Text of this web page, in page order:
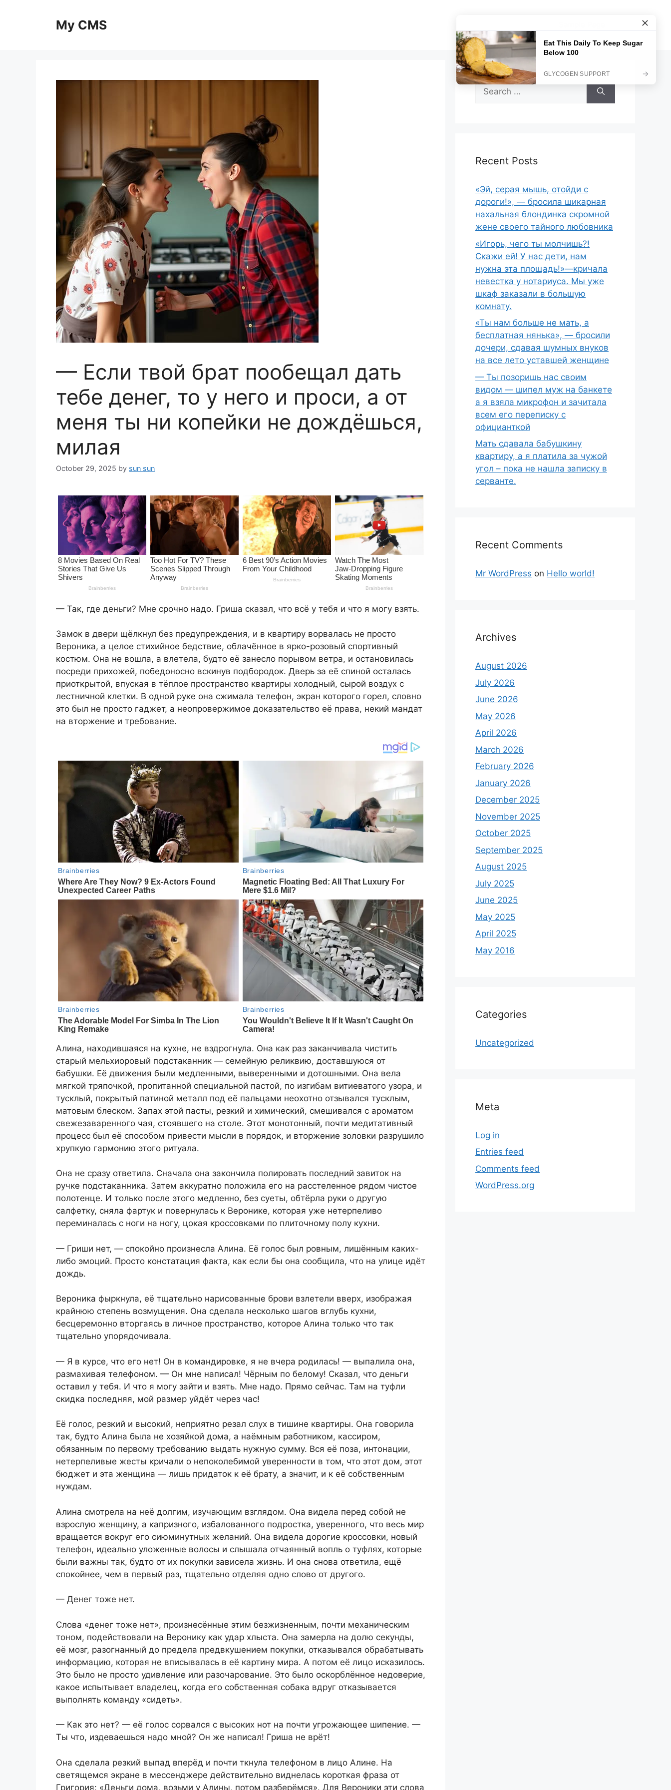
My CMS
— Если твой брат пообещал дать
тебе денег, то у него и проси, а от
меня ты ни копейки не дождёшься,
милая
October 29, 2025 by sun sun
— Так, где деньги? Мне срочно надо. Гриша сказал, что всё у тебя и что я могу взять.
Замок в двери щёлкнул без предупреждения, и в квартиру ворвалась не просто
Вероника, а целое стихийное бедствие, облачённое в ярко-розовый спортивный
костюм. Она не вошла, а влетела, будто её занесло порывом ветра, и остановилась
посреди прихожей, победоносно вскинув подбородок. Дверь за её спиной осталась
приоткрытой, впуская в тёплое пространство квартиры холодный, сырой воздух с
лестничной клетки. В одной руке она сжимала телефон, экран которого горел, словно
это был не просто гаджет, а неопровержимое доказательство её права, некий мандат
на вторжение и требование.
Алина, находившаяся на кухне, не вздрогнула. Она как раз заканчивала чистить
старый мельхиоровый подстаканник — семейную реликвию, доставшуюся от
бабушки. Её движения были медленными, выверенными и дотошными. Она вела
мягкой тряпочкой, пропитанной специальной пастой, по изгибам витиеватого узора, и
тусклый, покрытый патиной металл под её пальцами неохотно отзывался тусклым,
матовым блеском. Запах этой пасты, резкий и химический, смешивался с ароматом
свежезаваренного чая, стоявшего на столе. Этот монотонный, почти медитативный
процесс был её способом привести мысли в порядок, и вторжение золовки разрушило
хрупкую гармонию этого ритуала.
Она не сразу ответила. Сначала она закончила полировать последний завиток на
ручке подстаканника. Затем аккуратно положила его на расстеленное рядом чистое
полотенце. И только после этого медленно, без суеты, обтёрла руки о другую
салфетку, сняла фартук и повернулась к Веронике, которая уже нетерпеливо
переминалась с ноги на ногу, цокая кроссовками по плиточному полу кухни.
— Гриши нет, — спокойно произнесла Алина. Её голос был ровным, лишённым каких-
либо эмоций. Просто констатация факта, как если бы она сообщила, что на улице идёт
дождь.
Вероника фыркнула, её тщательно нарисованные брови взлетели вверх, изображая
крайнюю степень возмущения. Она сделала несколько шагов вглубь кухни,
бесцеремонно вторгаясь в личное пространство, которое Алина только что так
тщательно упорядочивала.
— Я в курсе, что его нет! Он в командировке, я не вчера родилась! — выпалила она,
размахивая телефоном. — Он мне написал! Чёрным по белому! Сказал, что деньги
оставил у тебя. И что я могу зайти и взять. Мне надо. Прямо сейчас. Там на туфли
скидка последняя, мой размер уйдёт через час!
Её голос, резкий и высокий, неприятно резал слух в тишине квартиры. Она говорила
так, будто Алина была не хозяйкой дома, а наёмным работником, кассиром,
обязанным по первому требованию выдать нужную сумму. Вся её поза, интонации,
нетерпеливые жесты кричали о непоколебимой уверенности в том, что этот дом, этот
бюджет и эта женщина — лишь придаток к её брату, а значит, и к её собственным
нуждам.
Алина смотрела на неё долгим, изучающим взглядом. Она видела перед собой не
взрослую женщину, а капризного, избалованного подростка, уверенного, что весь мир
вращается вокруг его сиюминутных желаний. Она видела дорогие кроссовки, новый
телефон, идеально уложенные волосы и слышала отчаянный вопль о туфлях, которые
были важны так, будто от их покупки зависела жизнь. И она снова ответила, ещё
спокойнее, чем в первый раз, тщательно отделяя одно слово от другого.
— Денег тоже нет.
Слова «денег тоже нет», произнесённые этим безжизненным, почти механическим
тоном, подействовали на Веронику как удар хлыста. Она замерла на долю секунды,
её мозг, разогнанный до предела предвкушением покупки, отказывался обрабатывать
информацию, которая не вписывалась в её картину мира. А потом её лицо исказилось.
Это было не просто удивление или разочарование. Это было оскорблённое недоверие,
какое испытывает владелец, когда его собственная собака вдруг отказывается
выполнять команду «сидеть».
— Как это нет? — её голос сорвался с высоких нот на почти угрожающее шипение. —
Ты что, издеваешься надо мной? Он же написал! Гриша не врёт!
Она сделала резкий выпад вперёд и почти ткнула телефоном в лицо Алине. На
светящемся экране в мессенджере действительно виднелась короткая фраза от
Григория: «Деньги дома, возьми у Алины, потом разберёмся». Для Вероники эти слова
Search
for:
Recent Posts
«Эй, серая мышь, отойди с
дороги!», — бросила шикарная
нахальная блондинка скромной
жене своего тайного любовника
«Игорь, чего ты молчишь?!
Скажи ей! У нас дети, нам
нужна эта площадь!»—кричала
невестка у нотариуса. Мы уже
шкаф заказали в большую
комнату.
«Ты нам больше не мать, а
бесплатная нянька», — бросили
дочери, сдавая шумных внуков
на все лето уставшей женщине
— Ты позоришь нас своим
видом — шипел муж на банкете
а я взяла микрофон и зачитала
всем его переписку с
официанткой
Мать сдавала бабушкину
квартиру, а я платила за чужой
угол – пока не нашла записку в
серванте.
Recent Comments
Mr WordPress on Hello world!
Archives
August 2026
July 2026
June 2026
May 2026
April 2026
March 2026
February 2026
January 2026
December 2025
November 2025
October 2025
September 2025
August 2025
July 2025
June 2025
May 2025
April 2025
May 2016
Categories
Uncategorized
Meta
Log in
Entries feed
Comments feed
WordPress.org